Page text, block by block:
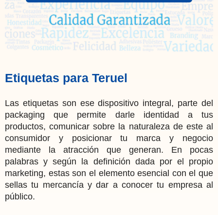
Etiquetas para Teruel
Las etiquetas son ese dispositivo integral, parte del
packaging que permite darle identidad a tus
productos, comunicar sobre la naturaleza de este al
consumidor y posicionar tu marca y negocio
mediante la atracción que generan. En pocas
palabras y según la definición dada por el propio
marketing, estas son el elemento esencial con el que
sellas tu mercancía y dar a conocer tu empresa al
público.